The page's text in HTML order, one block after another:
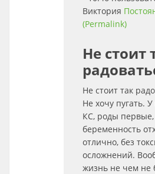
Виктория
(Permalink)
Не стоит
Не стоит так
Не хочу пугать.
КС, роды
беременность
отлично, без
осложнений.
жизнь не чем не